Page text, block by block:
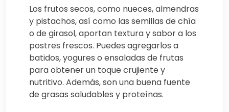
Los frutos secos, como nueces, almendras
y pistachos, así como las semillas de chía
o de girasol, aportan textura y sabor a los
postres frescos. Puedes agregarlos a
batidos, yogures o ensaladas de frutas
para obtener un toque crujiente y
nutritivo. Además, son una buena fuente
de grasas saludables y proteínas.